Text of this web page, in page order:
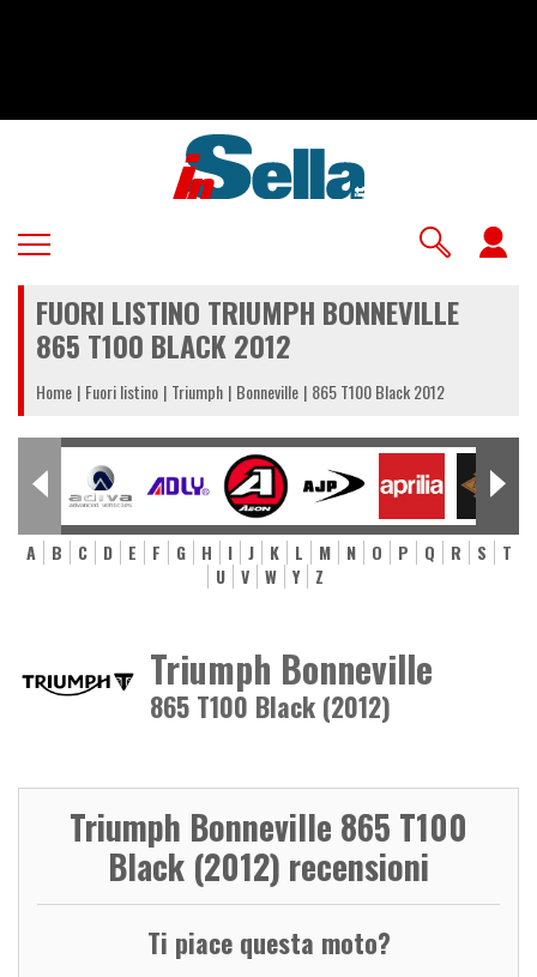
FUORI LISTINO TRIUMPH BONNEVILLE
865 T100 BLACK 2012
Home Fuori listino Triumph Bonneville 865 T100 Black 2012
A B C D E F G H I J K L M N O P Q R S
T
U
V W Y Z
Triumph Bonneville
865 T100 Black (2012)
Triumph Bonneville 865 T100
Black (2012) recensioni
Ti piace questa moto?